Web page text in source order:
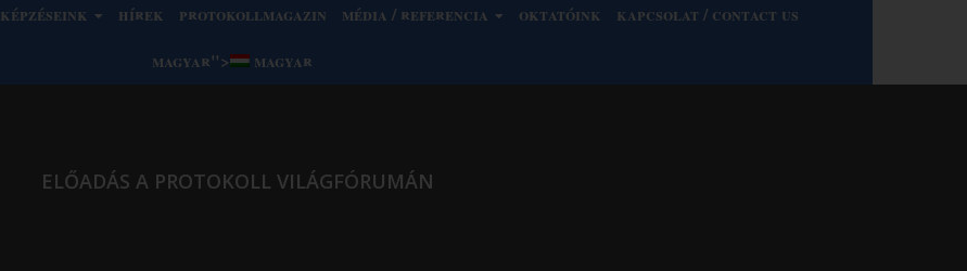
képzéseink hírek protokollmagazin média / referencia oktatóink
kapcsolat / contact us
magyar"> magyar
ELŐADÁS A PROTOKOLL VILÁGFÓRUMÁN